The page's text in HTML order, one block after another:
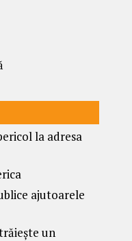
la adresa
ajutoarele
un